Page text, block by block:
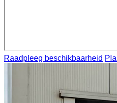
Raadpleeg beschikbaarheid